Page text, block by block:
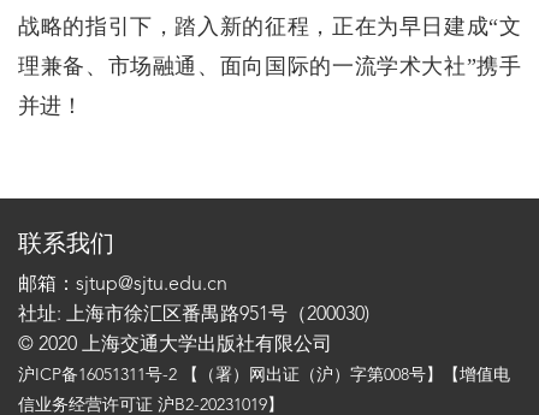
战略的指引下，踏入新的征程，正在为早日建成“文
理兼备、市场融通、面向国际的一流学术大社”携手
并进！
联系我们
邮箱：sjtup@sjtu.edu.cn
社址: 上海市徐汇区番禺路951号（200030)
© 2020 上海交通大学出版社有限公司
沪ICP备16051311号-2 【（署）网出证（沪）字第008号】【增值电
信业务经营许可证 沪B2-20231019】